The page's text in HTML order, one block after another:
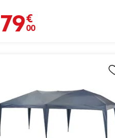
€
79,00 €